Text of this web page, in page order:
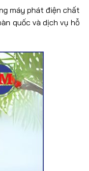
máy phát điện chất
quốc và dịch vụ hỗ